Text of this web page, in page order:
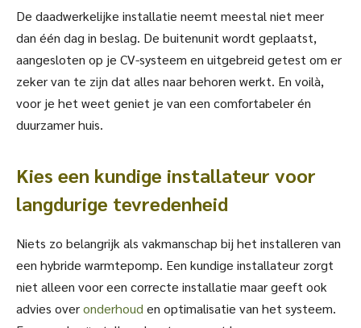
De daadwerkelijke installatie neemt meestal niet meer
dan één dag in beslag. De buitenunit wordt geplaatst,
aangesloten op je CV-systeem en uitgebreid getest om er
zeker van te zijn dat alles naar behoren werkt. En voilà,
voor je het weet geniet je van een comfortabeler én
duurzamer huis.
Kies een kundige installateur voor
langdurige tevredenheid
Niets zo belangrijk als vakmanschap bij het installeren van
een hybride warmtepomp. Een kundige installateur zorgt
niet alleen voor een correcte installatie maar geeft ook
advies overonderhoud en optimalisatie van het systeem.